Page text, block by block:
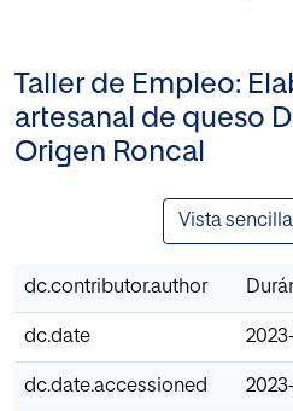
Taller de Empleo:
artesanal de queso
Origen Roncal
Vista
dc.contributor.author
dc.date
dc.date.accessioned